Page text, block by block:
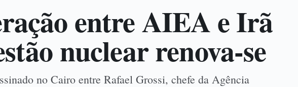
entre AIEA e Irã
nuclear renova-se
no Cairo entre Rafael Grossi, chefe da Agência